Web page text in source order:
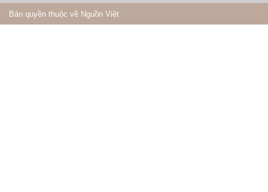
Bản quyền thuộc về Nguồn Việt